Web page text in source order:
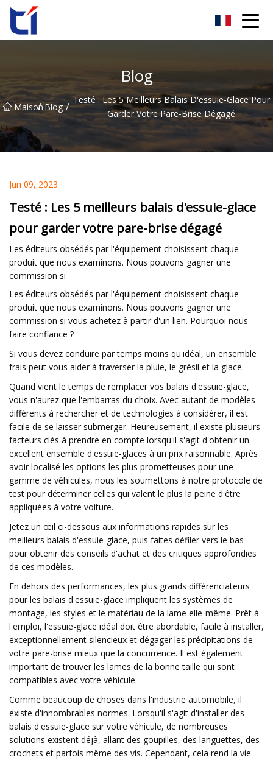
Blog
Maison
/ Blog / Testé : Les 5 Meilleurs Balais D'essuie-Glace Pour
Garder Votre Pare-Brise Dégagé
Jun 09, 2023
Testé : Les 5 meilleurs balais d'essuie-glace
pour garder votre pare-brise dégagé
Les éditeurs obsédés par l'équipement choisissent chaque
produit que nous examinons. Nous pouvons gagner une
commission si
Les éditeurs obsédés par l'équipement choisissent chaque
produit que nous examinons. Nous pouvons gagner une
commission si vous achetez à partir d'un lien. Pourquoi nous
faire confiance ?
Si vous devez conduire par temps moins qu'idéal, un ensemble
frais peut vous aider à traverser la pluie, le grésil et la glace.
Quand vient le temps de remplacer vos balais d'essuie-glace,
vous n'aurez que l'embarras du choix. Avec autant de modèles
différents à rechercher et de technologies à considérer, il est
facile de se laisser submerger. Heureusement, il existe plusieurs
facteurs clés à prendre en compte lorsqu'il s'agit d'obtenir un
excellent ensemble d'essuie-glaces à un prix raisonnable. Après
avoir localisé les options les plus prometteuses pour une
gamme de véhicules, nous les soumettons à notre protocole de
test pour déterminer celles qui valent le plus la peine d'être
appliquées à votre voiture.
Jetez un œil ci-dessous aux informations rapides sur les
meilleurs balais d'essuie-glace, puis faites défiler vers le bas
pour obtenir des conseils d'achat et des critiques approfondies
de ces modèles.
En dehors des performances, les plus grands différenciateurs
pour les balais d'essuie-glace impliquent les systèmes de
montage, les styles et le matériau de la lame elle-même. Prêt à
l'emploi, l'essuie-glace idéal doit être abordable, facile à installer,
exceptionnellement silencieux et dégager les précipitations de
votre pare-brise mieux que la concurrence. Il est également
important de trouver les lames de la bonne taille qui sont
compatibles avec votre véhicule.
Comme beaucoup de choses dans l'industrie automobile, il
existe d'innombrables normes. Lorsqu'il s'agit d'installer des
balais d'essuie-glace sur votre véhicule, de nombreuses
solutions existent déjà, allant des goupilles, des languettes, des
crochets et parfois même des vis. Cependant, cela rend la vie